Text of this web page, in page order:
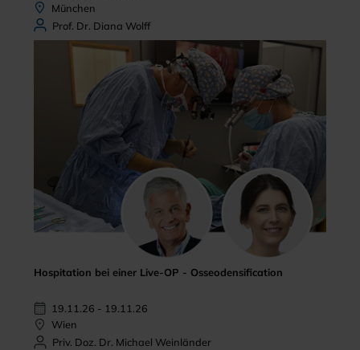
München
Prof. Dr. Diana Wolff
Hospitation bei einer Live-OP - Osseodensification
19.11.26 - 19.11.26
Wien
Priv. Doz. Dr. Michael Weinländer